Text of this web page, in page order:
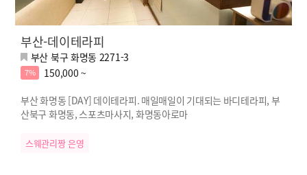
부산-데이테라피
부산 북구 화명동 2271-3
7%
150,000 ~
부산 화명동 [DAY] 데이테라피. 매일매일이 기대되는 바디테라피, 부
산북구 화명동, 스포츠마사지, 화명동아로마
스웨관리짱 은영